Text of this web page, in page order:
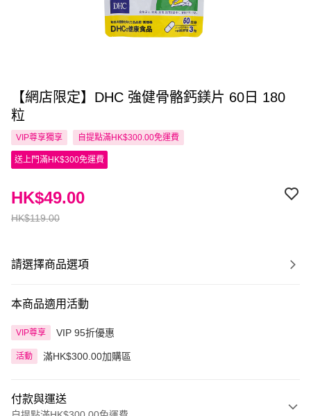
【網店限定】DHC 強健骨骼鈣鎂片 60日 180
粒
VIP尊享獨享 自提點滿HK$300.00免運費
送上門滿HK$300免運費
HK$119.00
HK$49.00
請選擇商品選項
本商品適用活動
VIP尊享 VIP 95折優惠
活動 滿HK$300.00加購區
付款與運送